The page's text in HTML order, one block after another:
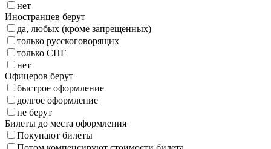
нет
Иностранцев берут
да, любых (кроме запрещенных)
только русскоговорящих
только СНГ
нет
Офицеров берут
быстрое оформление
долгое оформление
не берут
Билеты до места оформления
Покупают билеты